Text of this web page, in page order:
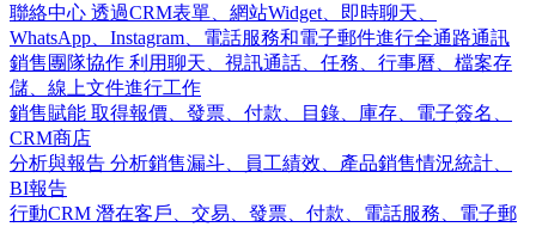
聯絡中心 透過CRM表單、網站Widget、即時聊天、
WhatsApp、Instagram、電話服務和電子郵件進行全通路通訊
銷售團隊協作 利用聊天、視訊通話、任務、行事曆、檔案存
儲、線上文件進行工作
銷售賦能 取得報價、發票、付款、目錄、庫存、電子簽名、
CRM商店
分析與報告 分析銷售漏斗、員工績效、產品銷售情況統計、
BI報告
行動CRM 潛在客戶、交易、發票、付款、電話服務、電子郵